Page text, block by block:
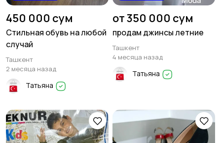
450 000 сум
Стильная обувь на любой
случай
Ташкент
2 месяца назад
Татьяна
от 350 000 сум
продам джинсы летние
Ташкент
4 месяца назад
Татьяна